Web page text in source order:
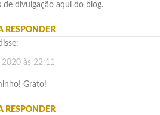
de divulgação aqui do blog.
RESPONDER
às 22:11
Grato!
RESPONDER